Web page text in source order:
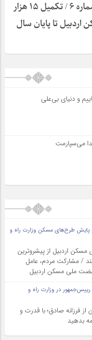
صفحه الکترونیکی پیشران نیوز شماره ۶ / تکمیل ۱۵ هزار
تا پایان سال
و دنیای بی‌علی
می‌سپارمت
پایش طرح‌های مسکن وزارت راه و
اردبیل از پیشروترین
/ مشارکت مردم، عامل
ملی مسکن اردبیل
رییس‌جمهور در وزارت راه و
فرزانه صادق؛ با قدرت و
بدهید